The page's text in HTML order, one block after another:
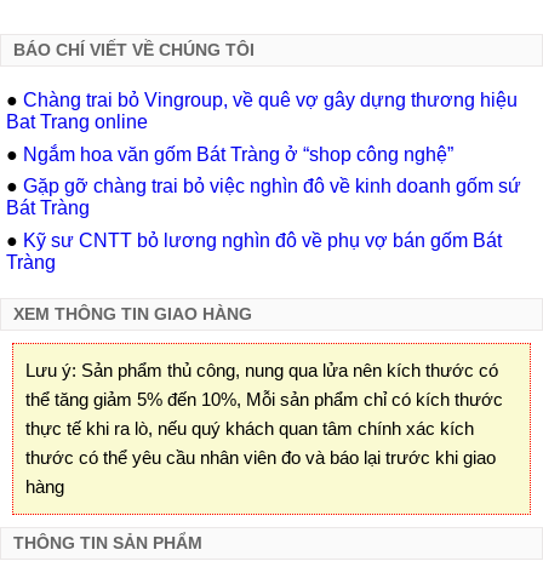
BÁO CHÍ VIẾT VỀ CHÚNG TÔI
● Chàng trai bỏ Vingroup, về quê vợ gây dựng thương hiệu
Bat Trang online
● Ngắm hoa văn gốm Bát Tràng ở “shop công nghệ”
● Gặp gỡ chàng trai bỏ việc nghìn đô về kinh doanh gốm sứ
Bát Tràng
● Kỹ sư CNTT bỏ lương nghìn đô về phụ vợ bán gốm Bát
Tràng
XEM THÔNG TIN GIAO HÀNG
Lưu ý: Sản phẩm thủ công, nung qua lửa nên kích thước có
thể tăng giảm 5% đến 10%, Mỗi sản phẩm chỉ có kích thước
thực tế khi ra lò, nếu quý khách quan tâm chính xác kích
thước có thể yêu cầu nhân viên đo và báo lại trước khi giao
hàng
THÔNG TIN SẢN PHẨM